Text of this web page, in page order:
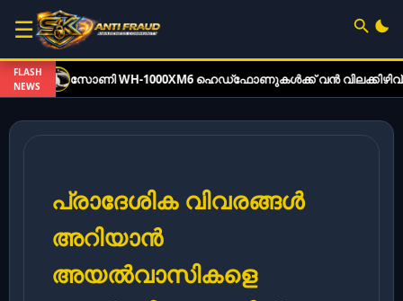
☰
FLASH
NEWS
WH-1000XM6 ഹെഡ്‌ഫോണുകൾക്ക് വൻ വിലക്കിഴിവ്: ഓഫർ
പ്രാദേശിക വിവരങ്ങൾ
അറിയാൻ
അയൽവാസികളെ